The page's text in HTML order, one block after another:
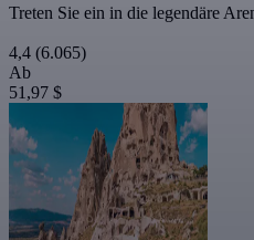
Treten Sie ein in die legendäre
4,4 (6.065)
Ab
51,97 $